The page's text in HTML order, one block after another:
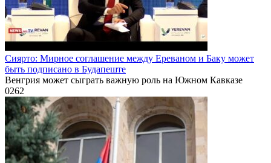
Сиярто: Мирное соглашение между Ереваном и Баку может
быть подписано в Будапеште
Венгрия может сыграть важную роль на Южном Кавказе
0262